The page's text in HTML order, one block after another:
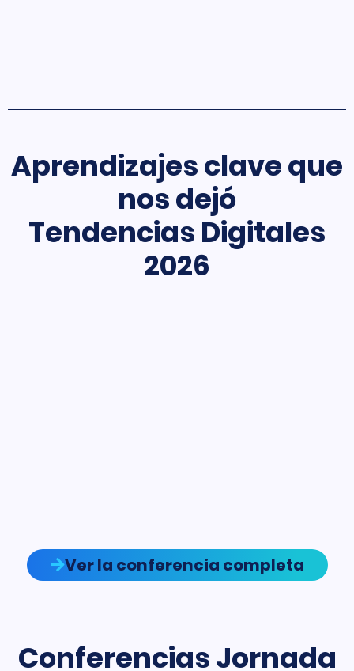
Aprendizajes clave que
nos dejó
Tendencias Digitales
2026
Ver la conferencia completa
Conferencias Jornada